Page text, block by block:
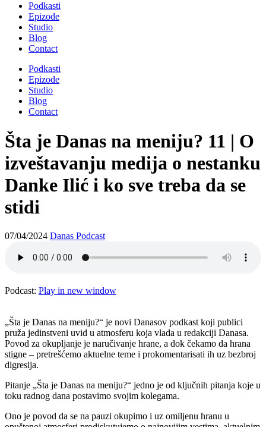
Podkasti
Epizode
Studio
Blog
Contact
Podkasti
Epizode
Studio
Blog
Contact
Šta je Danas na meniju? 11 | O
izveštavanju medija o nestanku
Danke Ilić i ko sve treba da se
stidi
07/04/2024 Danas Podcast
Podcast: Play in new window
„Šta je Danas na meniju?“ je novi Danasov ⁠podkast ⁠koji publici
pruža jedinstveni uvid u atmosferu koja vlada u redakciji Danasa.
Povod za okupljanje je naručivanje hrane, a dok čekamo da hrana
stigne – pretrešćemo aktuelne teme i prokomentarisati ih uz bezbroj
digresija.
Pitanje „Šta je Danas na meniju?“ jedno je od ključnih pitanja koje u
toku radnog dana postavimo svojim kolegama.
Ono je povod da se na pauzi okupimo i uz omiljenu hranu u